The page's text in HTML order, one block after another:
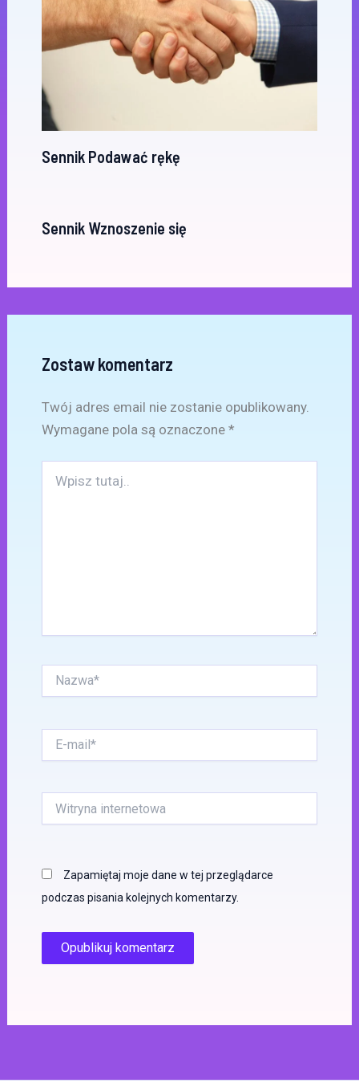
Sennik Podawać rękę
Sennik Wznoszenie się
Zostaw komentarz
Twój adres email nie zostanie opublikowany.
Wymagane pola są oznaczone *
tutaj..
mail*
internetowa
Zapamiętaj moje dane w tej przeglądarce
podczas pisania kolejnych komentarzy.